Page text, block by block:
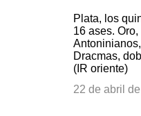
Plata, los
16 ases.
Dracmas,
(IR oriente)
22 de abril